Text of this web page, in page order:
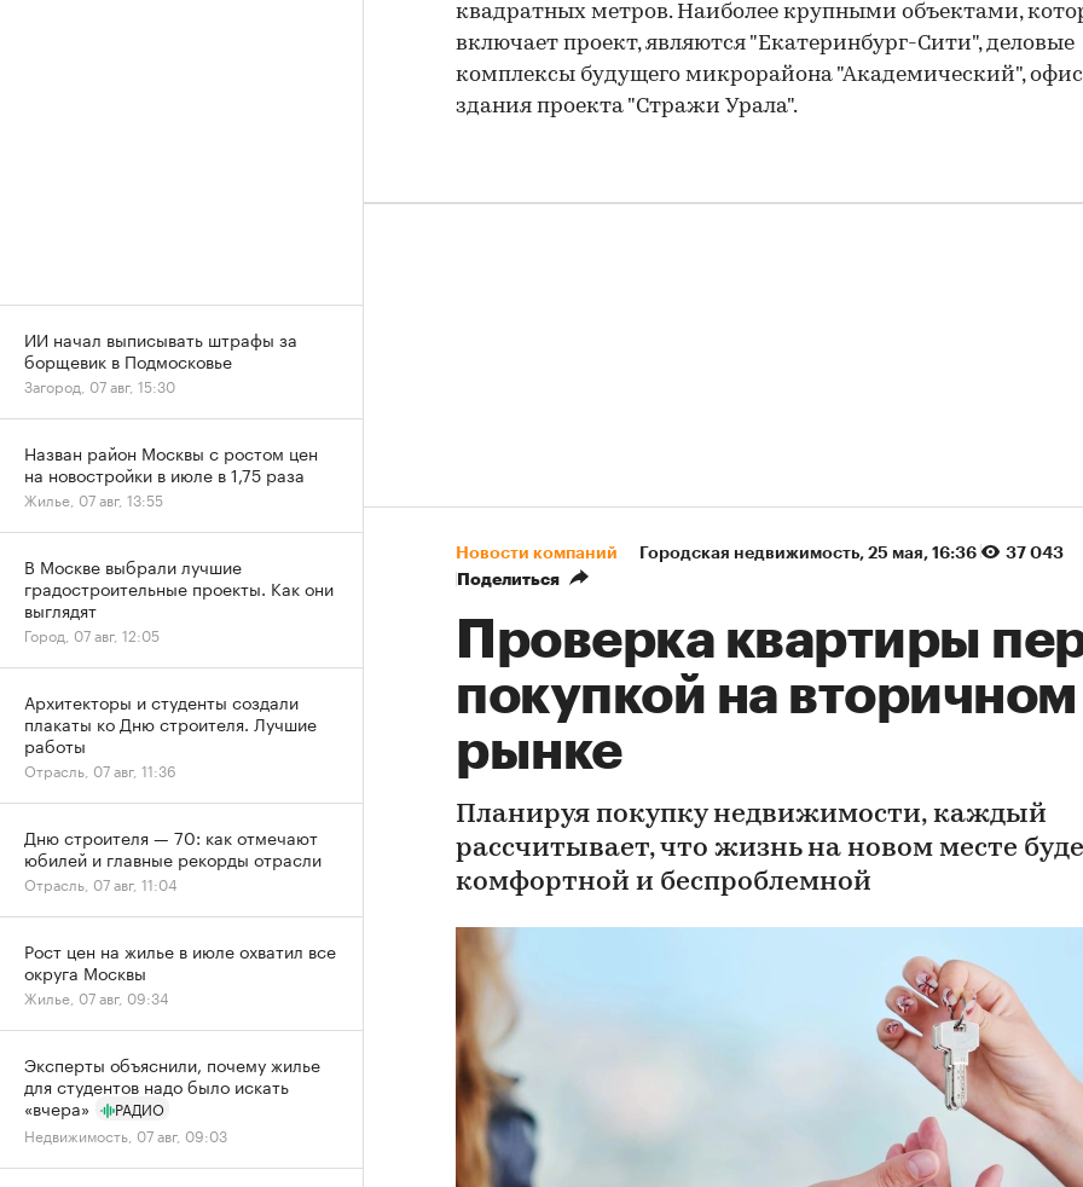
квадратных метров. Наиболее крупными объектами,
включает проект, являются "Екатеринбург-Сити", деловые
комплексы будущего микрорайона "Академический",
здания проекта "Стражи Урала".
Новости компаний Городская недвижимость⁠, 25 мая, 16:36
37 043
Поделиться
Проверка квартиры
покупкой на вторичном
рынке
Планируя покупку недвижимости, каждый
рассчитывает, что жизнь на новом месте
комфортной и беспроблемной
ИИ начал выписывать штрафы за
борщевик в Подмосковье
Загород, 07 авг, 15:30
Назван район Москвы с ростом цен
на новостройки в июле в 1,75 раза
Жилье, 07 авг, 13:55
В Москве выбрали лучшие
градостроительные проекты. Как они
выглядят
Город, 07 авг, 12:05
Архитекторы и студенты создали
плакаты ко Дню строителя. Лучшие
работы
Отрасль, 07 авг, 11:36
Дню строителя — 70: как отмечают
юбилей и главные рекорды отрасли
Отрасль, 07 авг, 11:04
Рост цен на жилье в июле охватил все
округа Москвы
Жилье, 07 авг, 09:34
Эксперты объяснили, почему жилье
для студентов надо было искать
«вчера»
РАДИО
Недвижимость, 07 авг, 09:03